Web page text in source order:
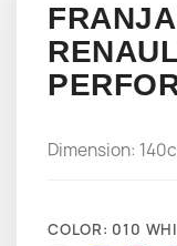
Dimension:
COLOR: 010